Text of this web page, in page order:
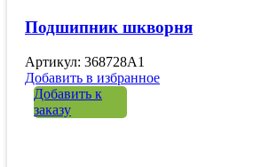
Подшипник шкворня
Артикул: 368728A1
Добавить в избранное
Добавить к
заказу